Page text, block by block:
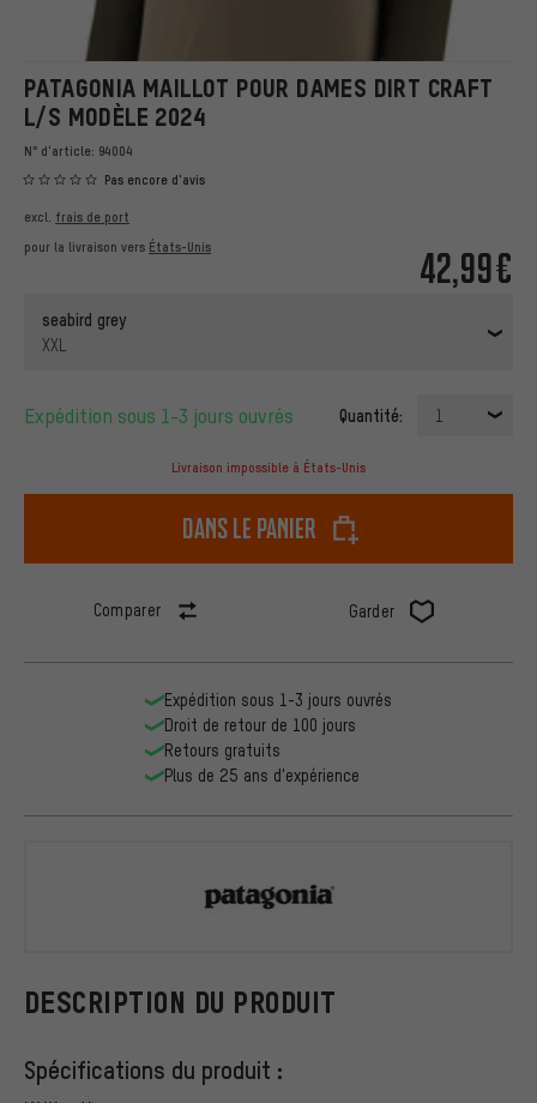
PATAGONIA MAILLOT POUR DAMES DIRT CRAFT
L/S MODÈLE 2024
N° d'article: 94004
Pas encore d'avis
42,99€
excl. frais de port
pour la livraison vers États-Unis
seabird grey
XXL
Expédition sous 1-3 jours ouvrés Quantité: 1
Livraison impossible à États-Unis
dans le panier
Comparer Garder
DESCRIPTION DU PRODUIT
Spécifications du produit :
Expédition sous 1-3 jours ouvrés
Droit de retour de 100 jours
Retours gratuits
Plus de 25 ans d'expérience